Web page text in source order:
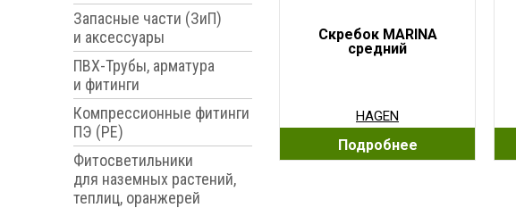
Запасные части (ЗиП)
и аксессуары
ПВХ-Трубы, арматура
и фитинги
Компрессионные фитинги
ПЭ (PE)
Фитосветильники
для наземных растений,
теплиц, оранжерей
Скребок MARINA
средний
HAGEN
Подробнее